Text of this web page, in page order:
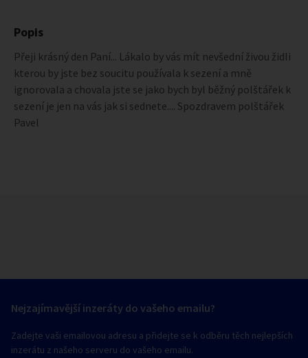
Popis
Přeji krásný den Paní... Lákalo by vás mít nevšední živou židli
kterou by jste bez soucitu používala k sezení a mně
ignorovala a chovala jste se jako bych byl běžný polštářek k
sezení je jen na vás jak si sednete.... Spozdravem polštářek
Pavel
Nejzajímavější inzeráty do vašeho emailu?
Zadejte vaši emailovou adresu a přidejte se k odběru těch nejlepších
inzerátu z našeho serveru do vašeho emailu.